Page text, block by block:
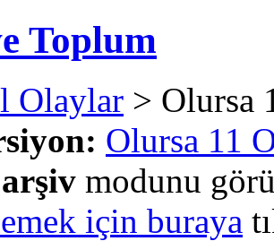
Toplum
Olaylar > Olursa
Olursa 11
arşiv modunu
için buraya